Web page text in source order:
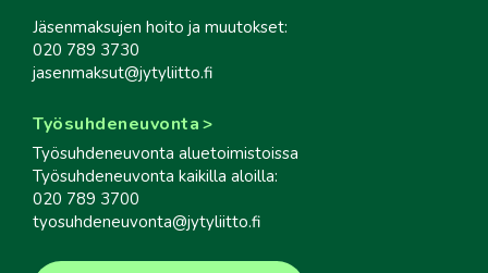
Jäsenmaksujen hoito ja muutokset:
020 789 3730
jasenmaksut@jytyliitto.fi
Työsuhdeneuvonta
Työsuhdeneuvonta aluetoimistoissa
Työsuhdeneuvonta kaikilla aloilla:
020 789 3700
tyosuhdeneuvonta@jytyliitto.fi